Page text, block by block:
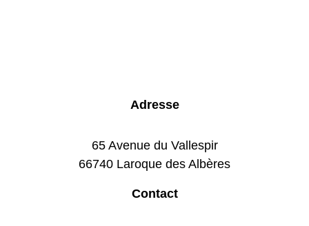
Adresse
65 Avenue du Vallespir
66740 Laroque des Albères
Contact